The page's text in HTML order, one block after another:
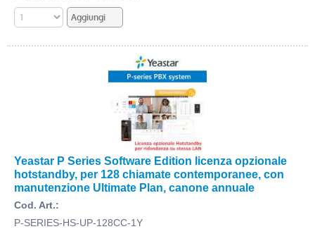
Yeastar P Series Software Edition licenza opzionale
hotstandby, per 128 chiamate contemporanee, con
manutenzione Ultimate Plan, canone annuale
Cod. Art.:
P-SERIES-HS-UP-128CC-1Y